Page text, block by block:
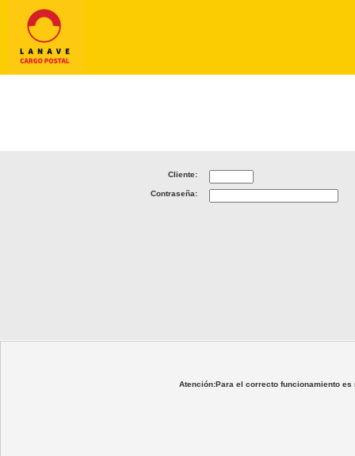
Cliente:
Contraseña:
Atención:Para el correcto funcionamiento